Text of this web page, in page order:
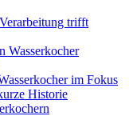
trifft
Wasserkocher
im Fokus
Historie